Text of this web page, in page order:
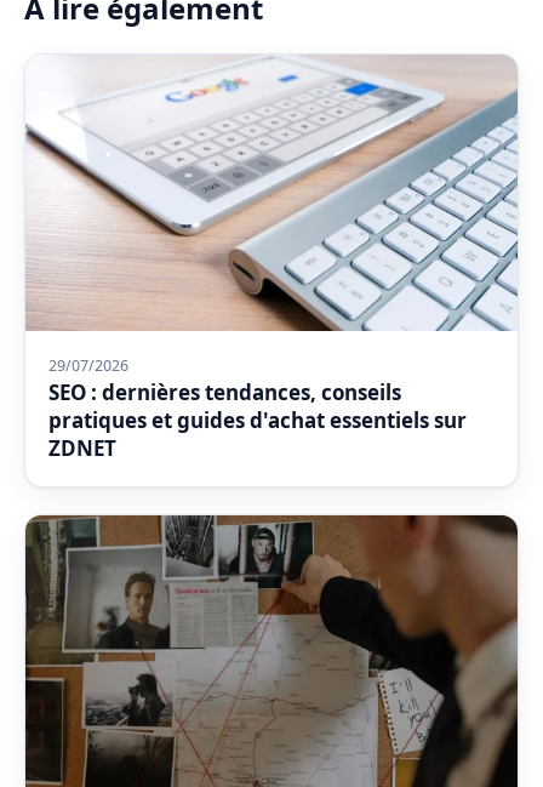
29/07/2026
SEO : dernières tendances, conseils
pratiques et guides d'achat essentiels sur
ZDNET